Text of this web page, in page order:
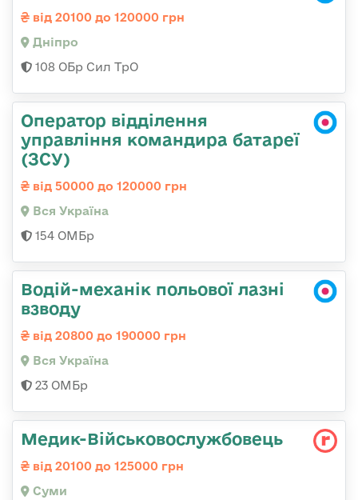
від 20100 до 120000 грн
Дніпро
108 ОБр Сил ТрО
Оператор відділення
управління командира батареї
(ЗСУ)
від 50000 до 120000 грн
Вся Україна
154 ОМБр
Водій-механік польової лазні
взводу
від 20800 до 190000 грн
Вся Україна
23 ОМБр
Медик-Військовослужбовець
від 20100 до 125000 грн
Суми